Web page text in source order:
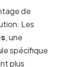
de
Les
, une
spécifique
plus